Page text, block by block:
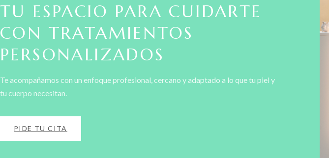
TU ESPACIO PARA CUIDARTE
CON TRATAMIENTOS
PERSONALIZADOS
Te acompañamos con un enfoque profesional, cercano y adaptado a lo que tu piel y
tu cuerpo necesitan.
PIDE TU CITA